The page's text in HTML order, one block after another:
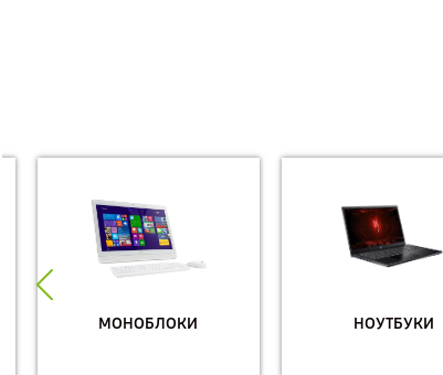
МОНОБЛОКИ НОУТБУКИ